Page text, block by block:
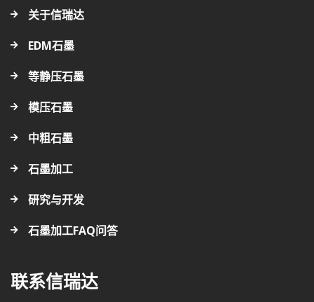
关于信瑞达
EDM石墨
等静压石墨
模压石墨
中粗石墨
石墨加工
研究与开发
石墨加工FAQ问答
联系信瑞达